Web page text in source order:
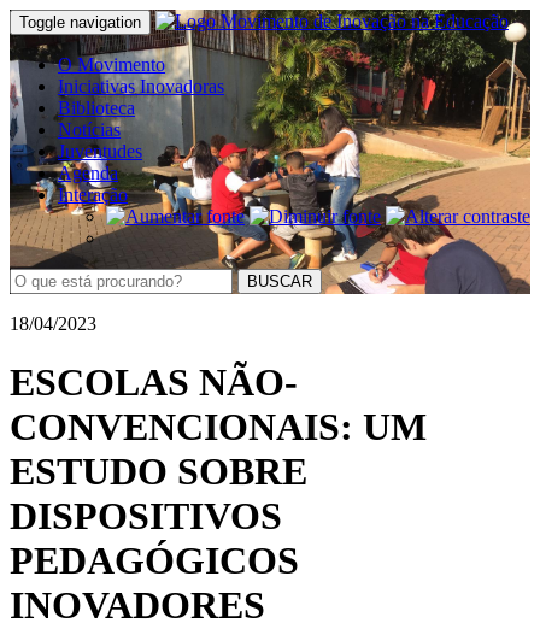
Toggle navigation
O Movimento
Iniciativas Inovadoras
Biblioteca
Notícias
Juventudes
Agenda
Interação
BUSCAR
18/04/2023
ESCOLAS NÃO-
CONVENCIONAIS: UM
ESTUDO SOBRE
DISPOSITIVOS
PEDAGÓGICOS
INOVADORES